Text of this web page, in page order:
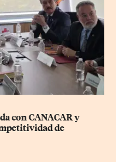
con CANACAR y
de